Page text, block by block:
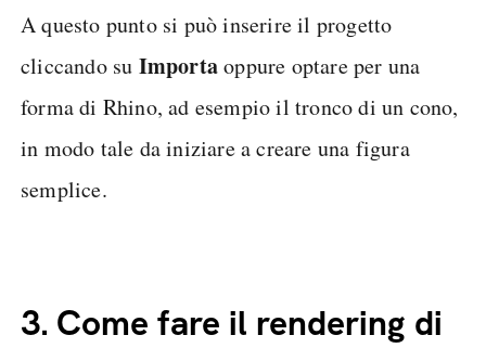
A questo punto si può inserire il progetto
cliccando su Importaoppure optare per una
forma di Rhino, ad esempio il tronco di un cono,
in modo tale da iniziare a creare una figura
semplice.
3. Come fare il rendering di